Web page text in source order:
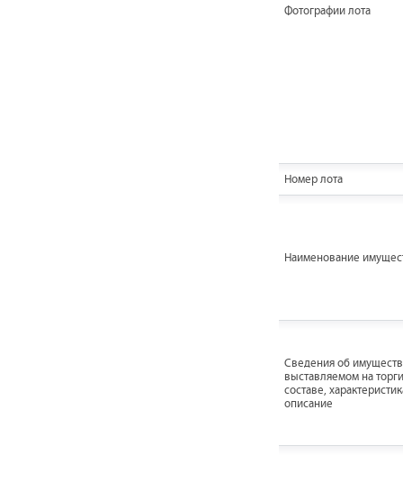
Фотографии лота
Номер лота
Наименование
Cведения об
выставляемом на
составе,
описание